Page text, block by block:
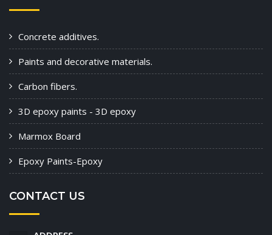
Concrete additives.
Paints and decorative materials.
Carbon fibers.
3D epoxy paints - 3D epoxy
Marmox Board
Epoxy Paints-Epoxy
CONTACT US